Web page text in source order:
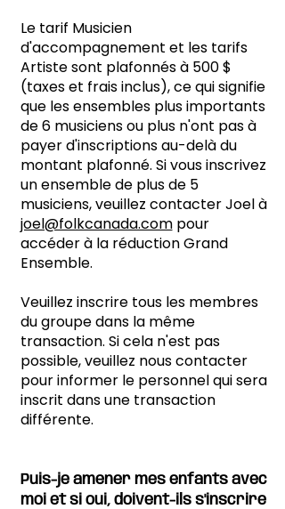
Le tarif Musicien
d'accompagnement et les tarifs
Artiste sont plafonnés à 500 $
(taxes et frais inclus), ce qui signifie
que les ensembles plus importants
de 6 musiciens ou plus n'ont pas à
payer d'inscriptions au-delà du
montant plafonné. Si vous inscrivez
un ensemble de plus de 5
musiciens, veuillez contacter Joel à
joel@folkcanada.compour
accéder à la réduction Grand
Ensemble.
Veuillez inscrire tous les membres
du groupe dans la même
transaction. Si cela n'est pas
possible, veuillez nous contacter
pour informer le personnel qui sera
inscrit dans une transaction
différente.
Puis-je amener mes enfants avec
moi et si oui, doivent-ils s'inscrire